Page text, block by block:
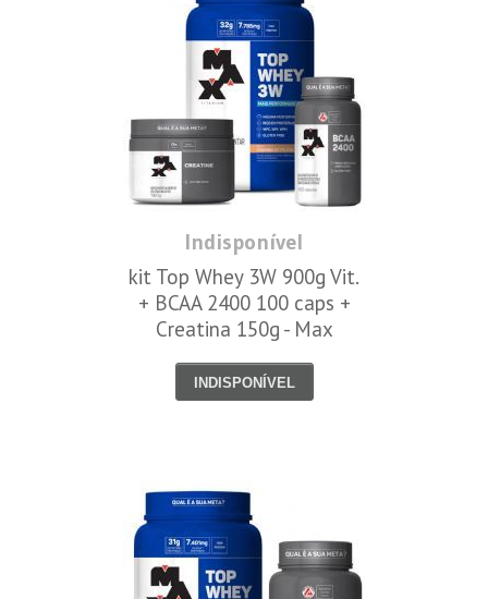
Indisponível
kit Top Whey 3W 900g Vit.
+ BCAA 2400 100 caps +
Creatina 150g - Max
INDISPONÍVEL